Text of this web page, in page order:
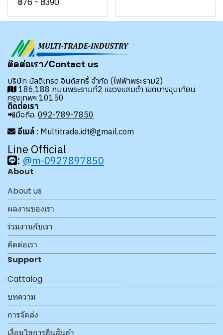
ติดต่อเรา/Contact us
บริษัท มัลติเทรด อินดัสทรี้ จำกัด (ไฟฟ้าพระราม2)
186,188 ถนนพระรามที่2 แขวงแสมดำ เขตบางขุนเทียน
กรุงเทพฯ 10150
ติดต่อเรา
📲มือถือ. 092-789-7850
อีเมล์ : Multitrade.idt@gmail.com
Line Official
: @m-0927897850
About
About us
ผลงานของเรา
ร่วมงานกับเรา
ติดต่อเรา
Support
Cattalog
บทความ
การจัดส่ง